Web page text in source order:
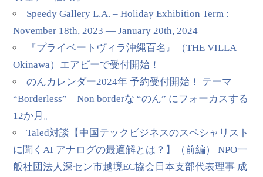
Speedy Gallery L.A. – Holiday Exhibition Term :
November 18th, 2023 — January 20th, 2024
『プライベートヴィラ沖縄百名』（THE VILLA
Okinawa）エアビーで受付開始！
のんカレンダー2024年 予約受付開始！ テーマ
“Borderless” Non borderな “のん” にフォーカスする
12か月。
Taled対談【中国テックビジネスのスペシャリスト
に聞くAI アナログの最適解とは？】（前編） NPO一
般社団法人深セン市越境EC協会日本支部代表理事 成